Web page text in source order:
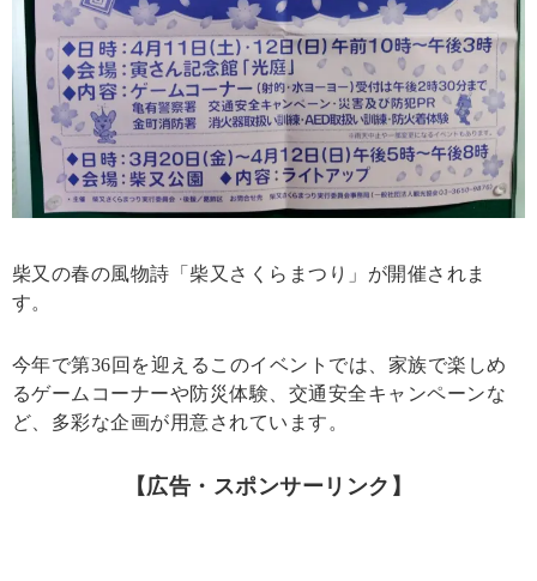
柴又の春の風物詩「柴又さくらまつり」が開催されま
す。
今年で第36回を迎えるこのイベントでは、家族で楽しめ
るゲームコーナーや防災体験、交通安全キャンペーンな
ど、多彩な企画が用意されています。
【広告・スポンサーリンク】